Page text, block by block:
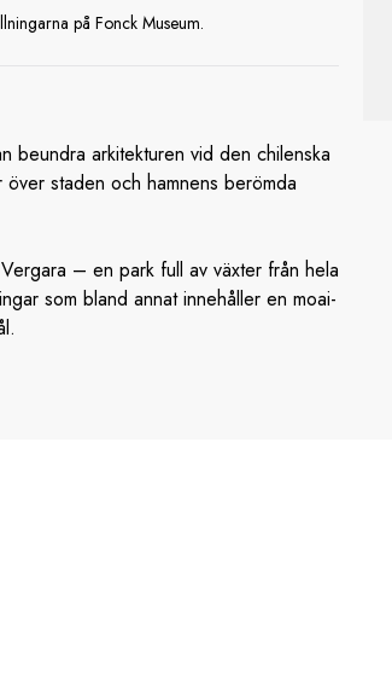
på Fonck Museum.
beundra arkitekturen vid den chilenska
staden och hamnens berömda
– en park full av växter från hela
som bland annat innehåller en moai-